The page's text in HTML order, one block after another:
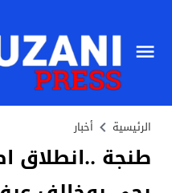
الرئيسية أخبار
طنجة ..انطلاق